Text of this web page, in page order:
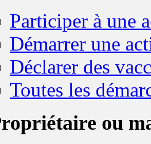
Participer à une
Démarrer une
Déclarer des
Toutes les
ou